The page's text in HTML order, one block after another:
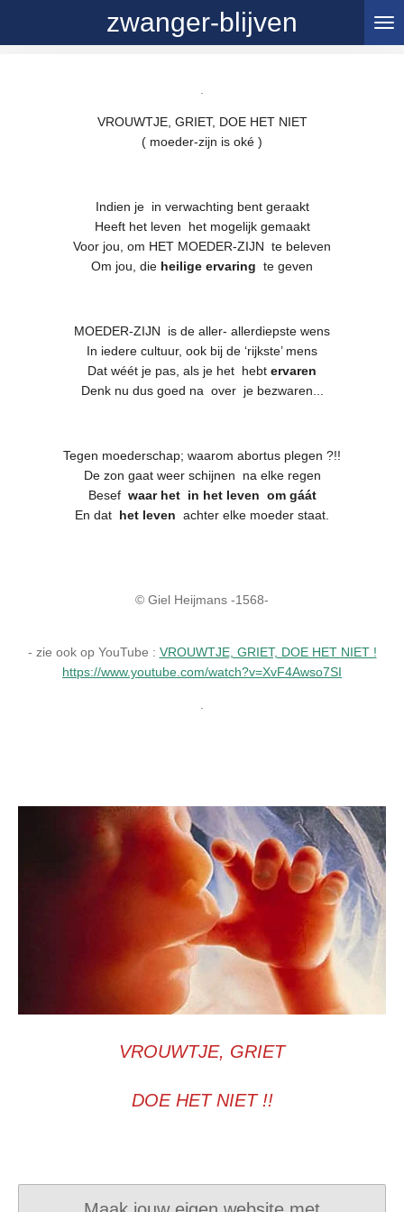
zwanger-blijven
VROUWTJE, GRIET, DOE HET NIET
( moeder-zijn is oké )
Indien je in verwachting bent geraakt
Heeft het leven het mogelijk gemaakt
Voor jou, om HET MOEDER-ZIJN te beleven
Om jou, die heilige ervaring te geven
MOEDER-ZIJN is de aller- allerdiepste wens
In iedere cultuur, ook bij de ‘rijkste’ mens
Dat wéét je pas, als je het hebt ervaren
Denk nu dus goed na over je bezwaren...
Tegen moederschap; waarom abortus plegen ?!!
De zon gaat weer schijnen na elke regen
Besef waar het in het leven om gáát
En dat het leven achter elke moeder staat.
© Giel Heijmans -1568-
- zie ook op YouTube : VROUWTJE, GRIET, DOE HET NIET !
https://www.youtube.com/watch?v=XvF4Awso7SI
VROUWTJE, GRIET
DOE HET NIET !!